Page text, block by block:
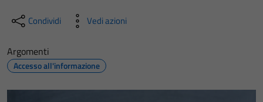
Condividi Vedi azioni
Argomenti
Accesso all'informazione